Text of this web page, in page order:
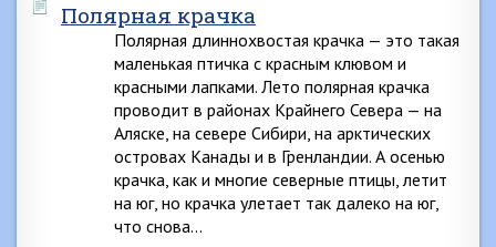
Полярная крачка
Полярная длиннохвостая крачка — это такая
маленькая птичка с красным клювом и
красными лапками. Лето полярная крачка
проводит в районах Крайнего Севера — на
Аляске, на севере Сибири, на арктических
островах Канады и в Гренландии. А осенью
крачка, как и многие северные птицы, летит
на юг, но крачка улетает так далеко на юг,
что снова…